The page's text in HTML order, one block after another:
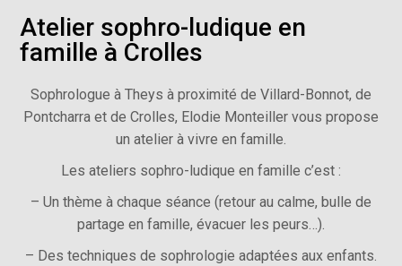
Atelier sophro-ludique en
famille à Crolles
Sophrologue à Theys à proximité de Villard-Bonnot, de
Pontcharra et de Crolles, Elodie Monteiller vous propose
un atelier à vivre en famille.
Les ateliers sophro-ludique en famille c’est :
– Un thème à chaque séance (retour au calme, bulle de
partage en famille, évacuer les peurs…).
– Des techniques de sophrologie adaptées aux enfants.